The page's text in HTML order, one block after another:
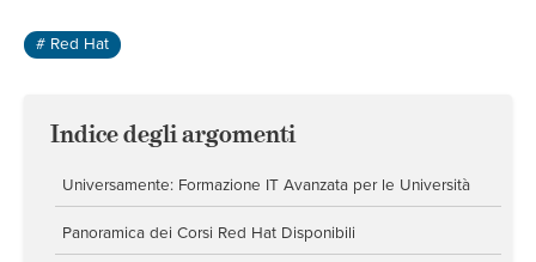
# Red Hat
Indice degli argomenti
Universamente: Formazione IT Avanzata per le Università
Panoramica dei Corsi Red Hat Disponibili